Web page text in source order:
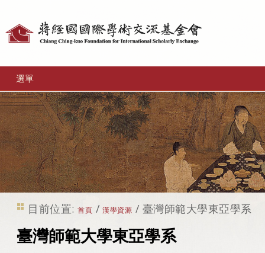
選單
目前位置: 首頁 /漢學資源 / 臺灣師範大學東亞學系
臺灣師範大學東亞學系